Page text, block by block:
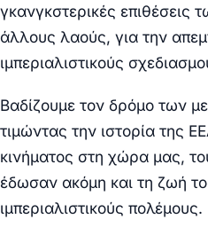
γκανγκστερικές
άλλους λαούς, για την
ιμπεριαλιστικούς
Βαδίζουμε τον δρόμο των
τιμώντας την ιστορία της
κινήματος στη χώρα μας,
έδωσαν ακόμη και τη ζωή
ιμπεριαλιστικούς πολέμους.